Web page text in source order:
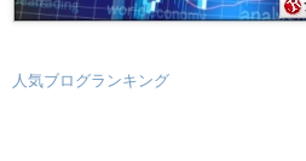
人気ブログランキング